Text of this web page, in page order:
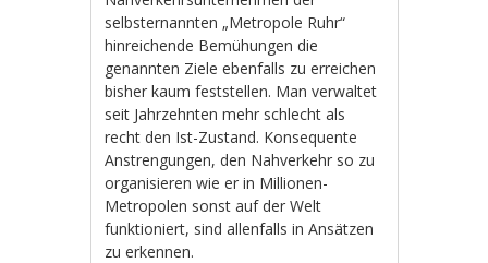
selbsternannten „Metropole Ruhr“
hinreichende Bemühungen die
genannten Ziele ebenfalls zu erreichen
bisher kaum feststellen. Man verwaltet
seit Jahrzehnten mehr schlecht als
recht den Ist-Zustand. Konsequente
Anstrengungen, den Nahverkehr so zu
organisieren wie er in Millionen-
Metropolen sonst auf der Welt
funktioniert, sind allenfalls in Ansätzen
zu erkennen.